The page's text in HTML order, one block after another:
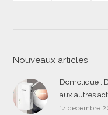
Nouveaux articles
Domotique :
aux autres
14 décembre